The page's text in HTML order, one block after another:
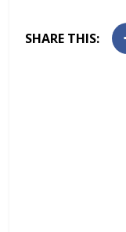
SHARE THIS: